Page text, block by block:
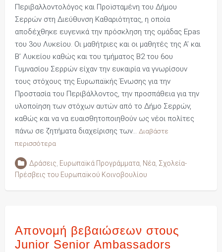
Περιβαλλοντολόγος και Προϊσταμένη του Δήμου
Σερρών στη Διεύθυνση Καθαριότητας, η οποία
αποδέχθηκε ευγενικά την πρόσκληση της ομάδας Epas
του 3ου Λυκείου. Οι μαθήτριες και οι μαθητές της Α’ και
Β’ Λυκείου καθώς και του τμήματος Β2 του 6ου
Γυμνασίου Σερρών είχαν την ευκαιρία να γνωρίσουν
τους στόχους της Ευρωπαϊκής Ένωσης για την
Προστασία του Περιβάλλοντος, την προσπάθεια για την
υλοποίηση των στόχων αυτών από το Δήμο Σερρών,
καθώς και να να ευαισθητοποιηθούν ως νέοι πολίτες
πάνω σε ζητήματα διαχείρισης των… Διαβάστε
περισσότερα
Δράσεις, Ευρωπαϊκά Προγράμματα, Νέα, Σχολεία-
Πρέσβεις του Ευρωπαϊκού Κοινοβουλίου
Απονομή βεβαιώσεων στους
Junior Senior Ambassadors